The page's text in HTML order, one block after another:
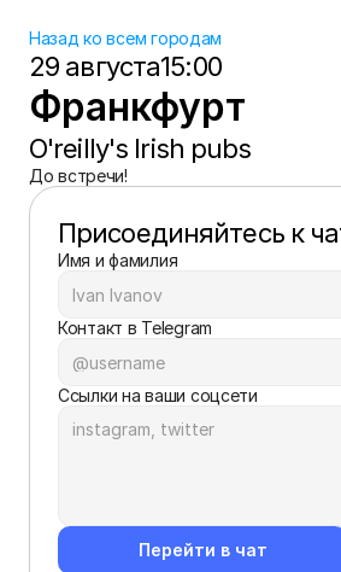
29 августа15:00
Франкфурт
O'reilly's Irish pubs
До встречи!
Присоединяйтесь к
Имя и фамилия
Контакт в Telegram
Ссылки на ваши соцсети
Перейти в чат
Назад ко всем городам